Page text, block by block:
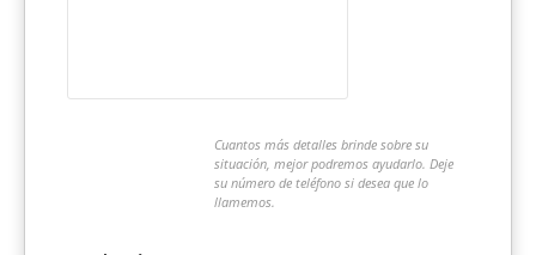
Cuantos más detalles brinde sobre su
situación, mejor podremos ayudarlo. Deje
su número de teléfono si desea que lo
llamemos.